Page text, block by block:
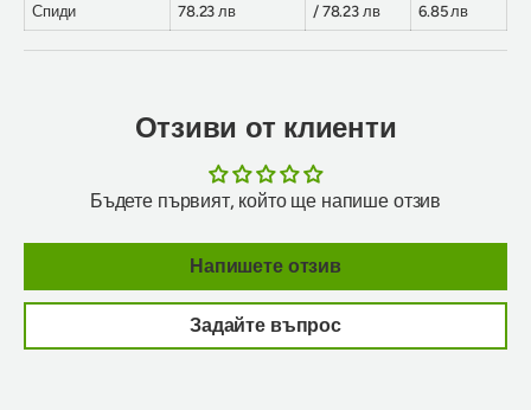
Спиди
78.23 лв
/ 78.23 лв
6.85 лв
Отзиви от клиенти
Бъдете първият, който ще напише отзив
Напишете отзив
Задайте въпрос